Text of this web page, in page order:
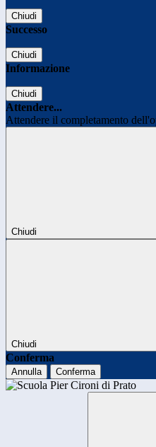
Chiudi
Successo
Chiudi
Informazione
Chiudi
Attendere...
Attendere il completamento
Chiudi
Chiudi
Conferma
Annulla Conferma